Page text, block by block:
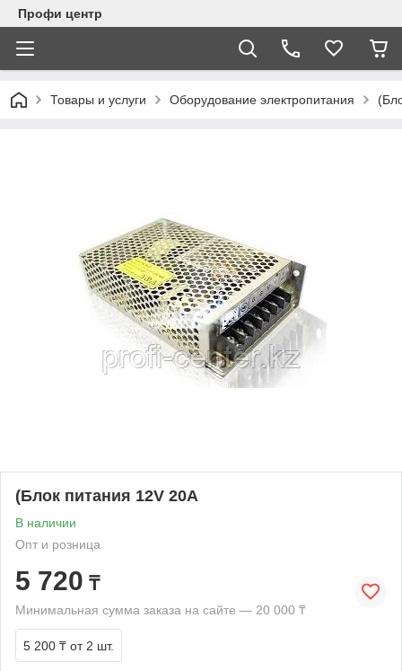
Профи центр
Товары и услуги Оборудование электропитания
(Блок питания 12V 20А
В наличии
Опт и розница
5 720 ₸
Минимальная сумма заказа на сайте — 20 000 ₸
5 200 ₸ от 2 шт.